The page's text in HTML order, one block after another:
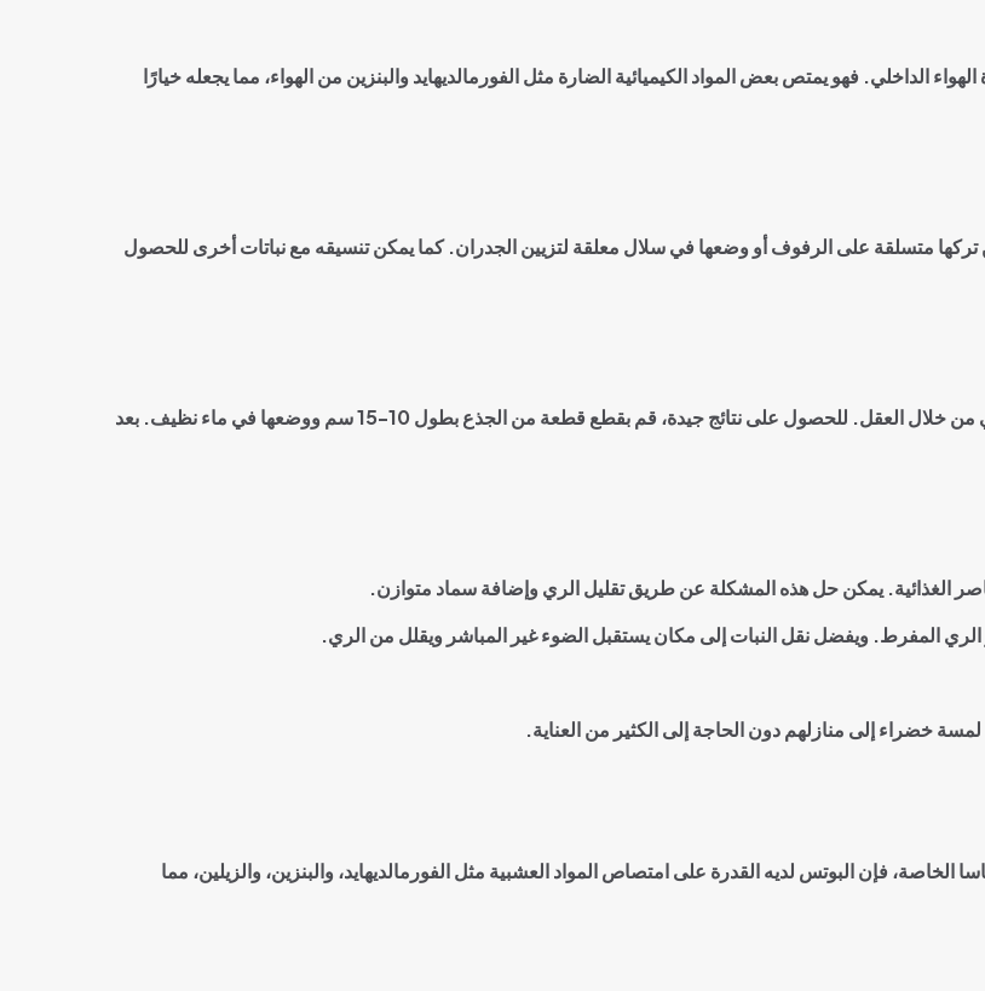
فهو يمتص بعض المواد الكيميائية الضارة مثل الفورمالديهايد والبنزين من الهواء، مما يجعله خيارًا
تركها متسلقة على الرفوف أو وضعها في سلال معلقة لتزيين الجدران. كما يمكن تنسيقه مع نباتات أخرى للحصول
التكاثر بالبذور غير شائع بالنسبة للبوتوس، ولكنه يستخدم بشكل رئيسي من خلال العقل. للحصول على نتائج جيدة، قم بقطع قطعة من الجذع بطول 10-15 سم ووضعها في ماء نظيف. بعد
الغذائية. يمكن حل هذه المشكلة عن طريق تقليل الري وإضافة سماد متوازن.
المفرط. ويفضل نقل النبات إلى مكان يستقبل الضوء غير المباشر ويقلل من الري.
لمسة خضراء إلى منازلهم دون الحاجة إلى الكثير من العناية.
الخاصة، فإن البوتس لديه القدرة على امتصاص المواد العشبية مثل الفورمالديهايد، والبنزين، والزيلين، مما